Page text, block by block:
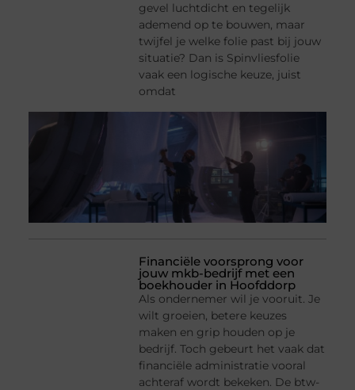
gevel luchtdicht en tegelijk
ademend op te bouwen, maar
twijfel je welke folie past bij jouw
situatie? Dan is Spinvliesfolie
vaak een logische keuze, juist
omdat
Financiële voorsprong voor
jouw mkb-bedrijf met een
boekhouder in Hoofddorp
Als ondernemer wil je vooruit. Je
wilt groeien, betere keuzes
maken en grip houden op je
bedrijf. Toch gebeurt het vaak dat
financiële administratie vooral
achteraf wordt bekeken. De btw-